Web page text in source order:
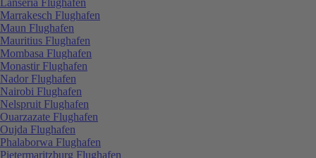
Marrakesch Flughafen
Maun Flughafen
Mauritius Flughafen
Mombasa Flughafen
Monastir Flughafen
Nador Flughafen
Nairobi Flughafen
Nelspruit Flughafen
Ouarzazate Flughafen
Oujda Flughafen
Phalaborwa Flughafen
Pietermaritzburg Flughafen